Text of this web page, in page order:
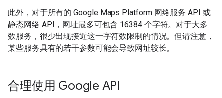
此外，对于所有的 Google Maps Platform 网络服务 API 或
静态网络 API，网址最多可包含 16384 个字符。对于大多
数服务，很少出现接近这一字符数限制的情况。但请注意，
某些服务具有的若干参数可能会导致网址较长。
合理使用 Google API